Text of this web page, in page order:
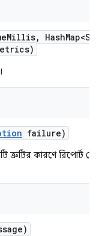
Millis, Hash
failure)
ত্রুটির কারণে রিপোর্ট